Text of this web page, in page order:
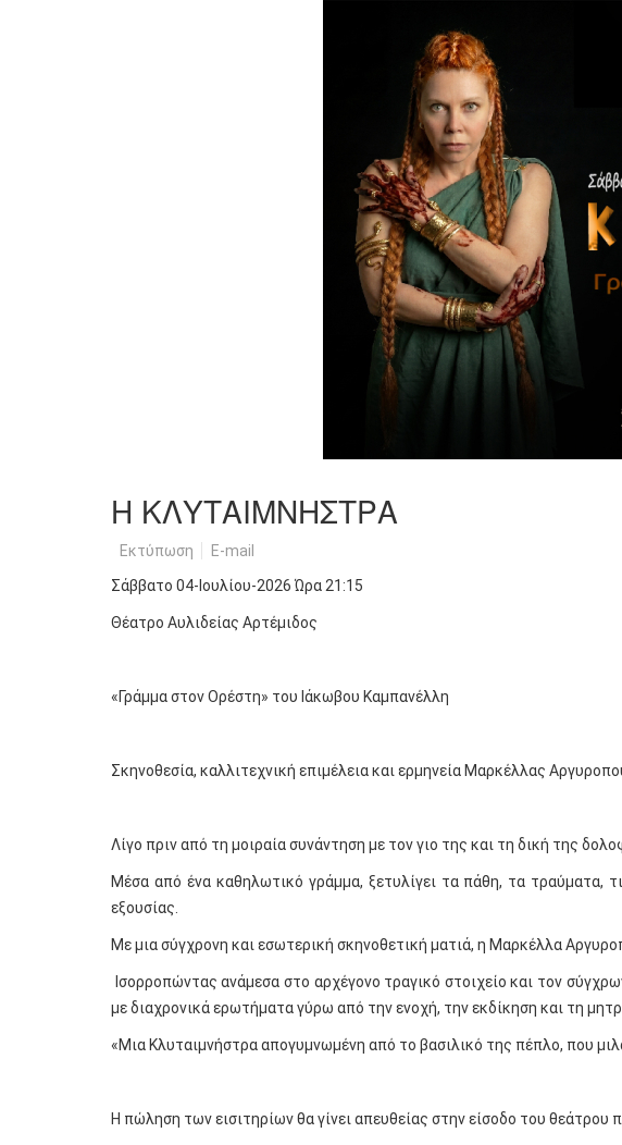
H ΚΛΥΤΑΙΜΝΗΣΤΡΑ
Εκτύπωση E-mail
Σάββατο 04-Ιουλίου-2026 Ώρα 21:15
Θέατρο Αυλιδείας Αρτέμιδος
«Γράμμα στον Ορέστη» του Ιάκωβου Καμπανέλλη
Σκηνοθεσία, καλλιτεχνική επιμέλεια και ερμηνεία Μαρκέλλας
Λίγο πριν από τη μοιραία συνάντηση με τον γιο της και τη δική της
Μέσα από ένα καθηλωτικό γράμμα, ξετυλίγει τα πάθη, τα τραύματα,
εξουσίας.
Με μια σύγχρονη και εσωτερική σκηνοθετική ματιά, η Μαρκέλλα
Ισορροπώντας ανάμεσα στο αρχέγονο τραγικό στοιχείο και τον
με διαχρονικά ερωτήματα γύρω από την ενοχή, την εκδίκηση και τη
«Μια Κλυταιμνήστρα απογυμνωμένη από το βασιλικό της πέπλο, που
Η πώληση των εισιτηρίων θα γίνει απευθείας στην είσοδο του θεάτρου